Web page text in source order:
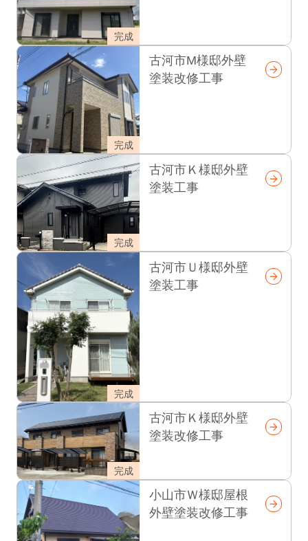
完成
完成
古河市М様邸外壁
塗装改修工事
完成
古河市Ｋ様邸外壁
塗装工事
完成
古河市Ｕ様邸外壁
塗装工事
完成
古河市Ｋ様邸外壁
塗装改修工事
小山市Ｗ様邸屋根
外壁塗装改修工事